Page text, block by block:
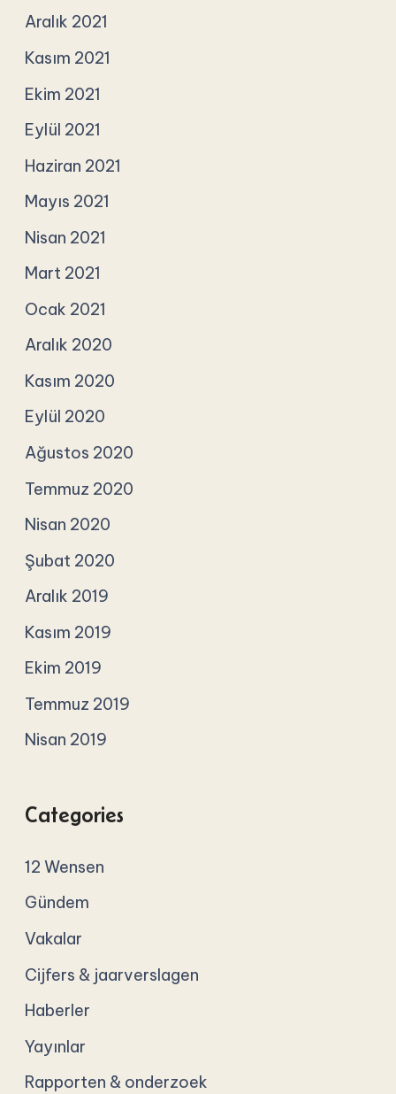
Aralık 2021
Kasım 2021
Ekim 2021
Eylül 2021
Haziran 2021
Mayıs 2021
Nisan 2021
Mart 2021
Ocak 2021
Aralık 2020
Kasım 2020
Eylül 2020
Ağustos 2020
Temmuz 2020
Nisan 2020
Şubat 2020
Aralık 2019
Kasım 2019
Ekim 2019
Temmuz 2019
Nisan 2019
Categories
12 Wensen
Gündem
Vakalar
Cijfers & jaarverslagen
Haberler
Yayınlar
Rapporten & onderzoek